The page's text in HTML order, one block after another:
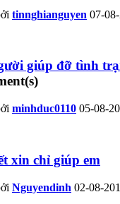
tinnghianguyen 07-
giúp đỡ tình
minhduc0110 05-08-
xin chỉ giúp em
Nguyendinh 02-08-